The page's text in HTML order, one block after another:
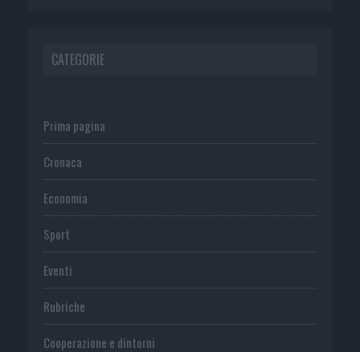
CATEGORIE
Prima pagina
Cronaca
Economia
Sport
Eventi
Rubriche
Cooperazione e dintorni